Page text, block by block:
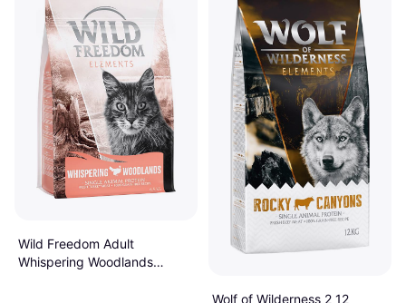
Wild Freedom Adult
Whispering Woodlands
Wolf of Wilderness 2 12